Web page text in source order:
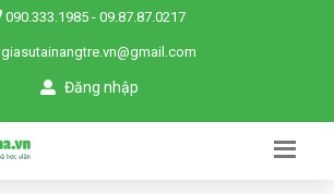
090.333.1985 - 09.87.87.0217
giasutainangtre.vn@gmail.com
Đăng nhập